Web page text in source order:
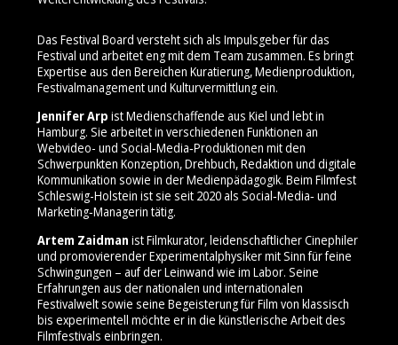
Das Festival Board versteht sich als Impulsgeber für das
Festival und arbeitet eng mit dem Team zusammen. Es bringt
Expertise aus den Bereichen Kuratierung, Medienproduktion,
Festivalmanagement und Kulturvermittlung ein.
Jennifer Arp ist Medienschaffende aus Kiel und lebt in
Hamburg. Sie arbeitet in verschiedenen Funktionen an
Webvideo- und Social‑Media‑Produktionen mit den
Schwerpunkten Konzeption, Drehbuch, Redaktion und digitale
Kommunikation sowie in der Medienpädagogik. Beim Filmfest
Schleswig-Holstein ist sie seit 2020 als Social‑Media‑ und
Marketing‑Managerin tätig.
Artem Zaidman ist Filmkurator, leidenschaftlicher Cinephiler
und promovierender Experimentalphysiker mit Sinn für feine
Schwingungen – auf der Leinwand wie im Labor. Seine
Erfahrungen aus der nationalen und internationalen
Festivalwelt sowie seine Begeisterung für Film von klassisch
bis experimentell möchte er in die künstlerische Arbeit des
Filmfestivals einbringen.